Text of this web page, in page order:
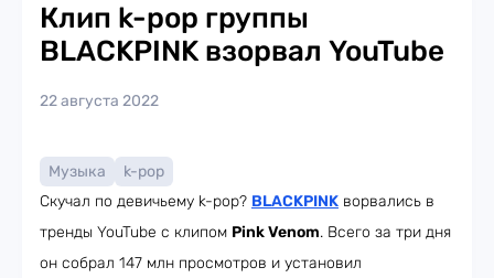
Клип k-pop группы
BLACKPINK взорвал YouTube
22 августа 2022
Музыка
k-pop
Скучал по девичьему k-pop? BLACKPINK ворвались в
тренды YouTube с клипом Pink Venom. Всего за три дня
он собрал 147 млн просмотров и установил